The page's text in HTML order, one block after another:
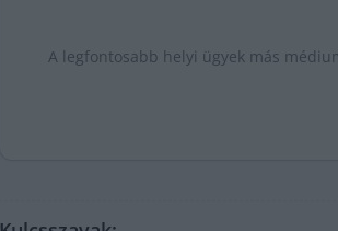
A legfontosabb helyi ügyek más